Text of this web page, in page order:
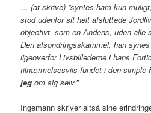
… (at skrive) ”syntes ham kun
stod udenfor sit helt afsluttede
objectivt, som en Andens, uden alle
Den afsondringsskammel, han
ligeoverfor Livsbillederne i hans
tilnærmelsesviis fundet i den simple
jeg om sig selv.”
Ingemann skriver altså sine